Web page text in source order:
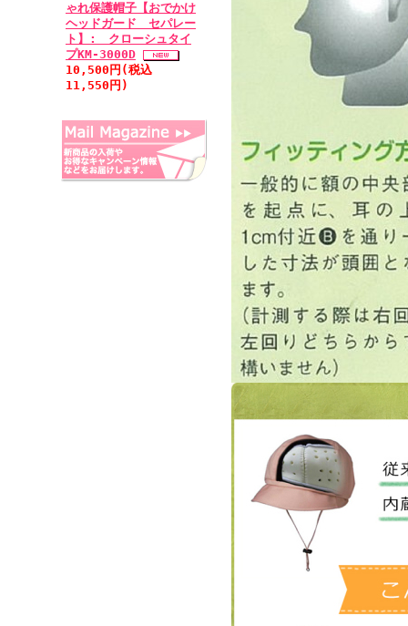
ゃれ保護帽子【おでかけ
ヘッドガード セパレー
ト】: クローシュタイ
プKM-3000D
10,500円(税込
11,550円)